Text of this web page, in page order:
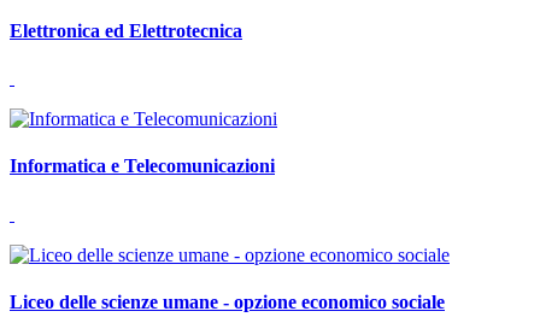
Elettronica ed Elettrotecnica
Informatica e Telecomunicazioni
Liceo delle scienze umane - opzione economico sociale